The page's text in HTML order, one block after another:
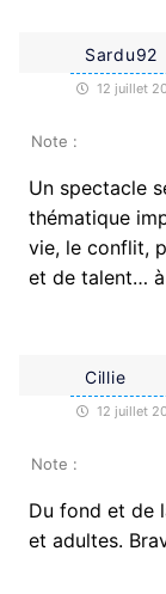
Sardu92
12 juillet
Note :
Un spectacle
thématique
vie, le conflit,
et de talent…
Cillie
12 juillet
Note :
Du fond et de
et adultes.